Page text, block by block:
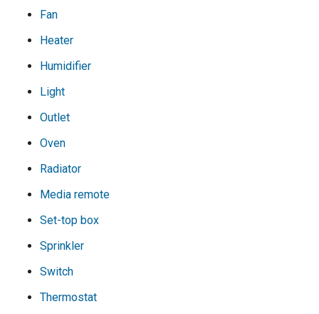
Fan
Heater
Humidifier
Light
Outlet
Oven
Radiator
Media remote
Set-top box
Sprinkler
Switch
Thermostat